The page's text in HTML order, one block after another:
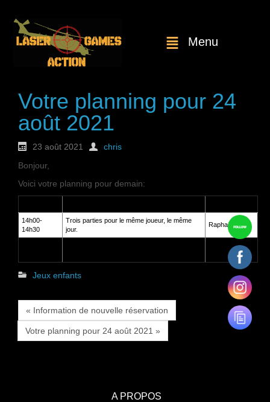
Menu
Votre planning pour 24
août 2021
23 août 2021
chris
Bonjour,
Voici votre planning pour demain:
14h00-
14h30
Trois parties pour le même joueur, le même
jour.
Raphaël Simar
Christelle
Jeux enfants
« Information de nouvelle réservation
Votre planning pour 24 août 2021 »
A PROPOS